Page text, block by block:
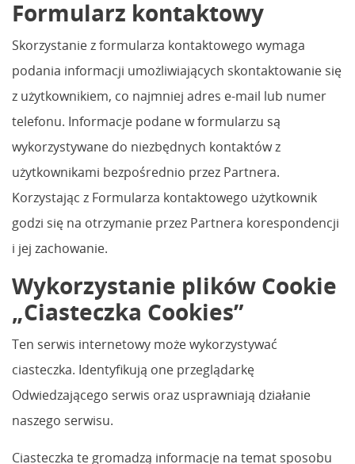
Formularz kontaktowy
Skorzystanie z formularza kontaktowego wymaga
podania informacji umożliwiających skontaktowanie się
z użytkownikiem, co najmniej adres e-mail lub numer
telefonu. Informacje podane w formularzu są
wykorzystywane do niezbędnych kontaktów z
użytkownikami bezpośrednio przez Partnera.
Korzystając z Formularza kontaktowego użytkownik
godzi się na otrzymanie przez Partnera korespondencji
i jej zachowanie.
Wykorzystanie plików Cookie
„Ciasteczka Cookies”
Ten serwis internetowy może wykorzystywać
ciasteczka. Identyfikują one przeglądarkę
Odwiedzającego serwis oraz usprawniają działanie
naszego serwisu.
Ciasteczka te gromadzą informacje na temat sposobu